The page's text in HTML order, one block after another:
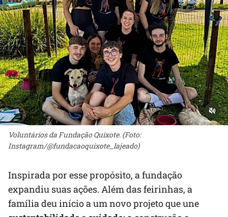
Voluntários da Fundação Quixote. (Foto:
Instagram/@fundacaoquixote_lajeado)
Inspirada por esse propósito, a fundação
expandiu suas ações. Além das feirinhas, a
família deu início a um novo projeto que une